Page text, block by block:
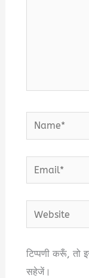
Name*
Email*
Website
टिप्पणी करूँ, तो
सहेजें।